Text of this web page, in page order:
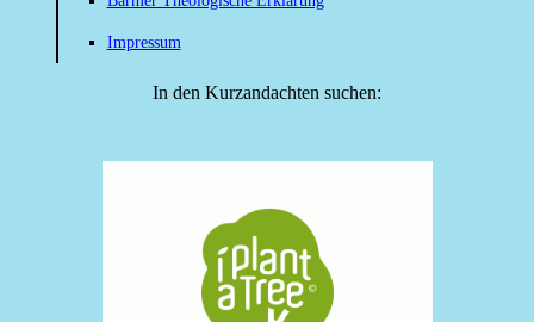
Impressum
In den Kurzandachten suchen: